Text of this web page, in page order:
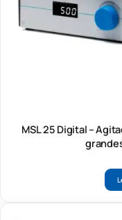
MSL 25 Digital –